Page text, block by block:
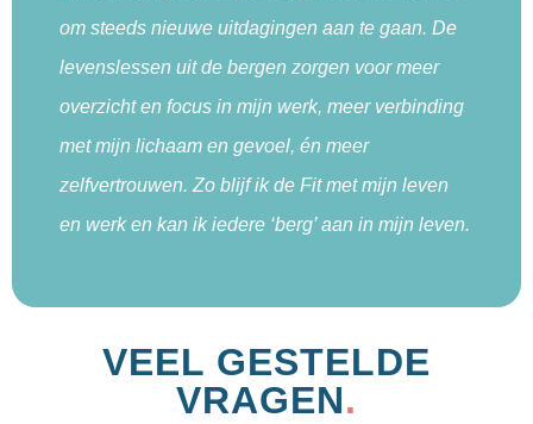
om steeds nieuwe uitdagingen aan te gaan. De
levenslessen uit de bergen zorgen voor meer
overzicht en focus in mijn werk, meer verbinding
met mijn lichaam en gevoel, én meer
zelfvertrouwen. Zo blijf ik de Fit met mijn leven
en werk en kan ik iedere ‘berg’ aan in mijn leven.
VEEL GESTELDE
VRAGEN.